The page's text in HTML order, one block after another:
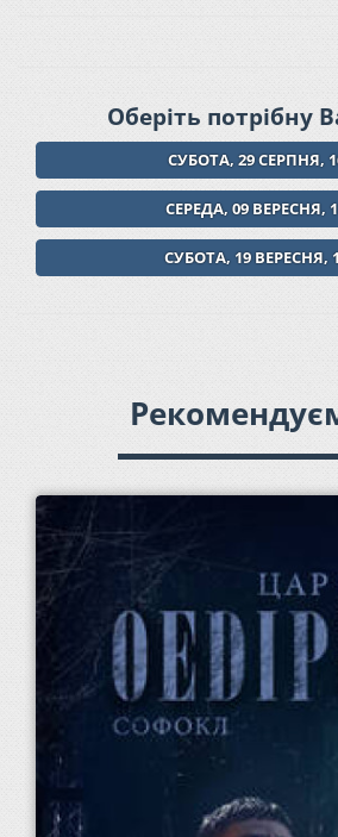
Оберіть потрібну
СУБОТА, 29 СЕРПНЯ,
СЕРЕДА, 09 ВЕРЕСНЯ,
СУБОТА, 19 ВЕРЕСНЯ,